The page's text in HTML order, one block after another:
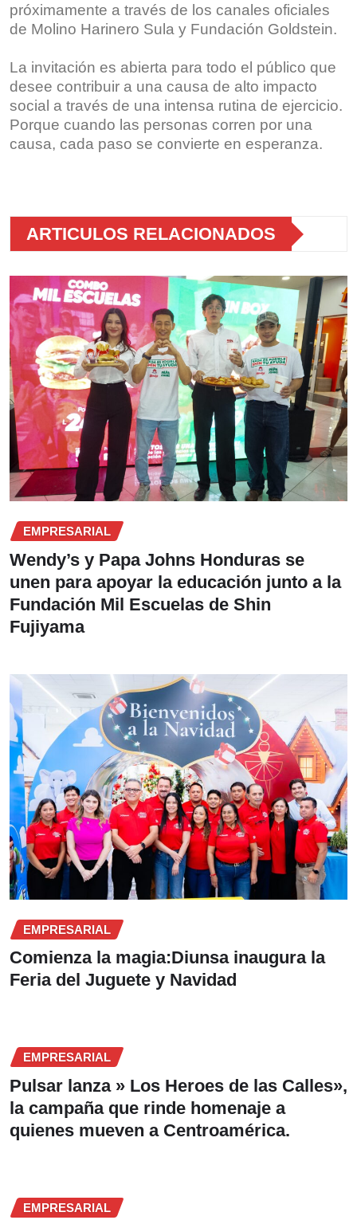
próximamente a través de los canales oficiales
de Molino Harinero Sula y Fundación Goldstein.
La invitación es abierta para todo el público que
desee contribuir a una causa de alto impacto
social a través de una intensa rutina de ejercicio.
Porque cuando las personas corren por una
causa, cada paso se convierte en esperanza.
ARTICULOS RELACIONADOS
EMPRESARIAL
Wendy’s y Papa Johns Honduras se
unen para apoyar la educación junto a la
Fundación Mil Escuelas de Shin
Fujiyama
EMPRESARIAL
Comienza la magia:Diunsa inaugura la
Feria del Juguete y Navidad
EMPRESARIAL
Pulsar lanza » Los Heroes de las Calles»,
la campaña que rinde homenaje a
quienes mueven a Centroamérica.
EMPRESARIAL